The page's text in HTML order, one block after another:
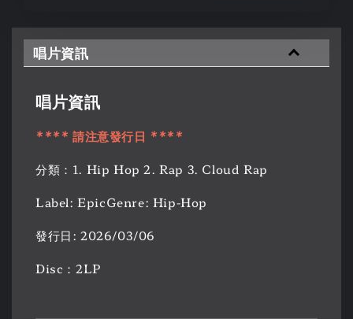
唱片資訊
唱片資訊
**** 請注意發行日 ****
分類：1. Hip Hop 2. Rap 3. Cloud Rap
Label: EpicGenre: Hip-Hop
發行日: 2026/03/06
Disc：2LP